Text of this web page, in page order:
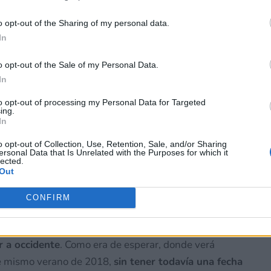
por no participar en la divulgación adicional de su información
en la Lista de participantes intermedios de la IAB.
opt-out of the Sharing of my personal data.
opt-out of the Sale of my Personal Data.
opt-out of processing my Personal Data for Targeted
opt-out of Collection, Use, Retention, Sale, and/or Sharing
Data that Is Unrelated with the Purposes for which it
CONFIRM
Nintendo en colaboración con la empresa
experiencia a nivel global, asi que podemos
a occidente. Como era de esperar, donde verá
verano de 2018, sin tener todavía una fecha